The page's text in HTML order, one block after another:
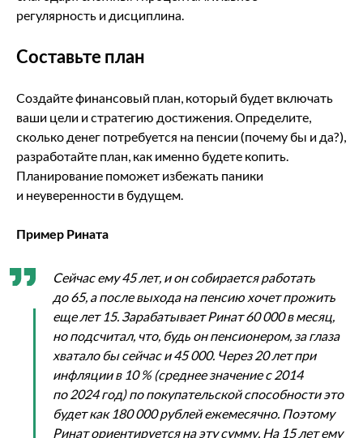
регулярность и дисциплина.
Составьте план
Создайте финансовый план, который будет включать
ваши цели и стратегию достижения. Определите,
сколько денег потребуется на пенсии (почему бы и да?),
разработайте план, как именно будете копить.
Планирование поможет избежать паники
и неуверенности в будущем.
Пример Рината
Сейчас ему 45 лет, и он собирается работать
до 65, а после выхода на пенсию хочет прожить
еще лет 15. Зарабатывает Ринат 60 000 в месяц,
но подсчитал, что, будь он пенсионером, за глаза
хватало бы сейчас и 45 000. Через 20 лет при
инфляции в 10 % (среднее значение с 2014
по 2024 год) по покупательской способности это
будет как 180 000 рублей ежемесячно. Поэтому
Ринат ориентируется на эту сумму. На 15 лет ему